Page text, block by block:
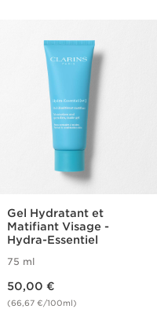
Gel Hydratant et
Matifiant Visage -
Hydra-Essentiel
75 ml
50,00 €
(66,67 €/100ml)